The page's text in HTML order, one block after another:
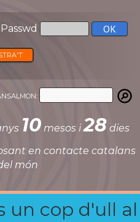
Passwd
10mesos i28 dies
en contacte catalans
món
un cop d'ull al